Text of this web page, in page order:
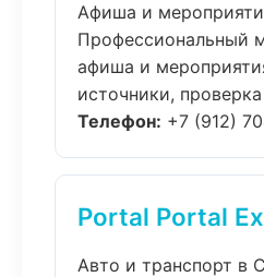
Афиша и
Профессиональный
афиша и
источники,
Телефон: +7 (912)
Portal Portal
Авто и транспорт в